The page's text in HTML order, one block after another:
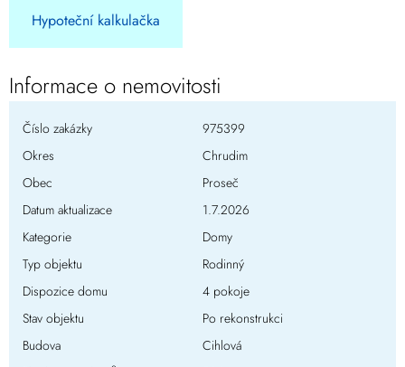
Hypoteční kalkulačka
Informace o nemovitosti
Číslo zakázky
975399
Okres
Chrudim
Obec
Proseč
Datum aktualizace
1.7.2026
Kategorie
Domy
Typ objektu
Rodinný
Dispozice domu
4 pokoje
Stav objektu
Po rekonstrukci
Budova
Cihlová